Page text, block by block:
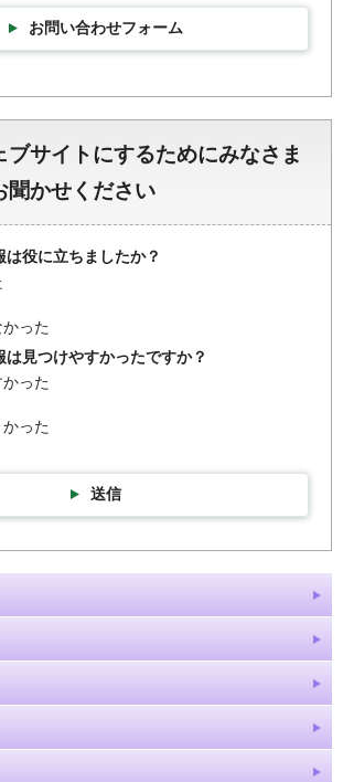
お問い合わせフォーム
ブサイトにするためにみなさま
聞かせください
は役に立ちましたか？
った
は見つけやすかったですか？
った
った
送信